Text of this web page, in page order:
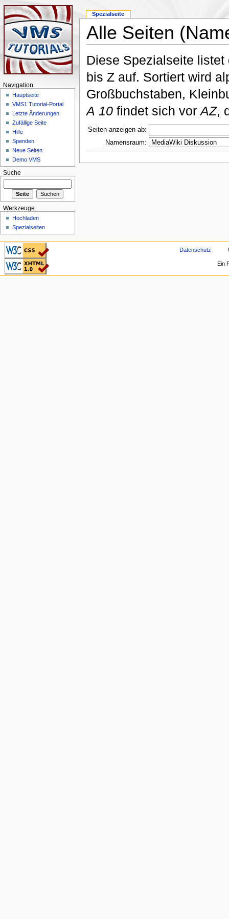
Alle Seiten
Diese Spezialseite
bis Z auf. Sortiert wird
Großbuchstaben,
A 10findet sich vorAZ,
Seiten anzeigen ab:
Namensraum:
Spezialseite
Navigation
Hauptseite
VMS1 Tutorial-Portal
Letzte Änderungen
Zufällige Seite
Hilfe
Spenden
Neue Seiten
Demo VMS
Suche
Werkzeuge
Hochladen
Spezialseiten
CSS ist valide!
Valid XHTML 1.0
Transitional
Datenschutz
Ein